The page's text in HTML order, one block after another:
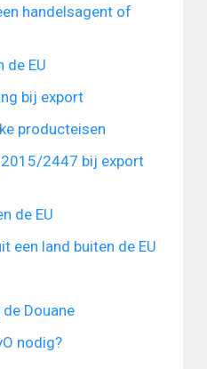
handelsagent of
de EU
bij export
producteisen
2447 bij export
de EU
een land buiten de EU
Douane
nodig?